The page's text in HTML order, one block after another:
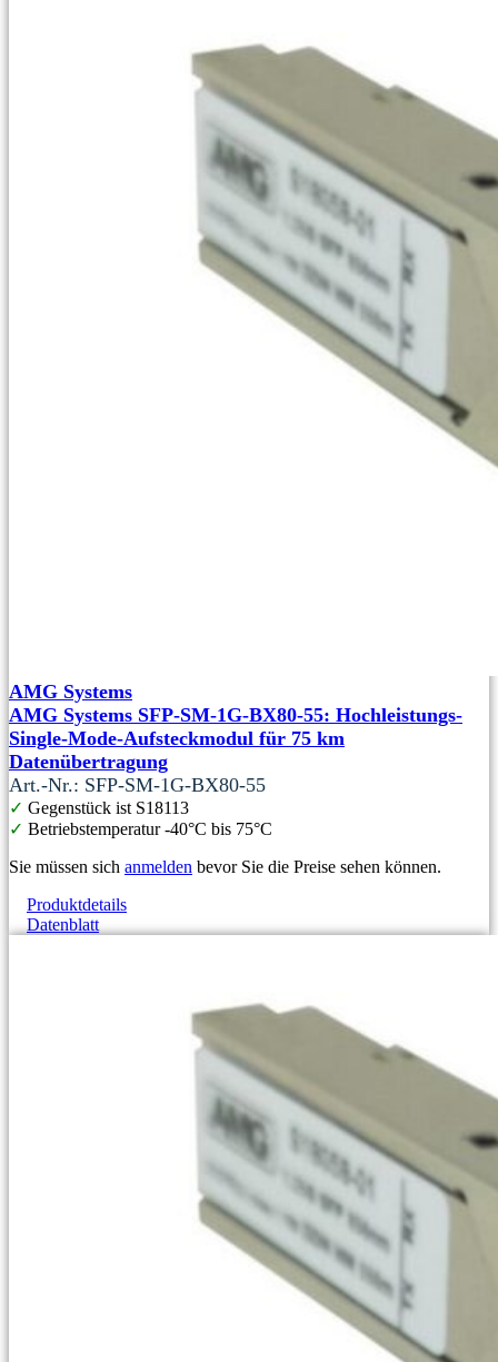
AMG Systems
AMG Systems SFP-SM-1G-BX80-55: Hochleistungs-
Single-Mode-Aufsteckmodul für 75 km
Datenübertragung
Art.-Nr.: SFP-SM-1G-BX80-55
✓ Gegenstück ist S18113
✓ Betriebstemperatur -40°C bis 75°C
Sie müssen sich anmelden bevor Sie die Preise sehen können.
Produktdetails
Datenblatt